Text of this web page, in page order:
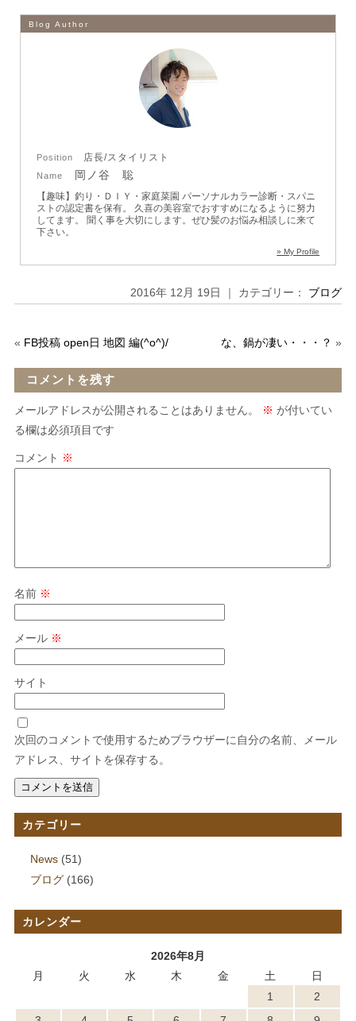
Blog Author
Position 店長/スタイリスト
Name 岡ノ谷 聡
【趣味】釣り・ＤＩＹ・家庭菜園 パーソナルカラー診断・スパニ
ストの認定書を保有。
久喜の美容室でおすすめになるように努力
してます。
聞く事を大切にします。ぜひ髪のお悩み相談しに来て
下さい。
» My Profile
2016年 12月 19日 ｜ カテゴリー： ブログ
« FB投稿 open日 地図 編(^o^)/ な、鍋が凄い・・・？ »
コメントを残す
メールアドレスが公開されることはありません。 ※ が付いてい
る欄は必須項目です
コメント ※
名前 ※
メール ※
サイト
次回のコメントで使用するためブラウザーに自分の名前、メール
アドレス、サイトを保存する。
カテゴリー
News(51)
ブログ(166)
カレンダー
2026年8月
月
火 水 木 金 土
日
1
2